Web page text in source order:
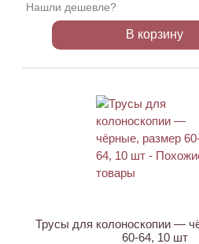
Нашли дешевле?
В корзину
Трусы для колоноскопии —
60-64, 10 шт